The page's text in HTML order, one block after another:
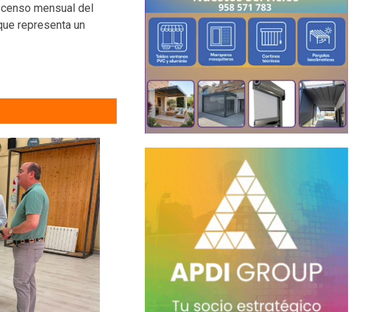
mensual del
representa un